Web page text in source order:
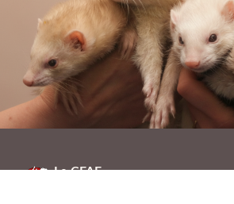
Le CFAF